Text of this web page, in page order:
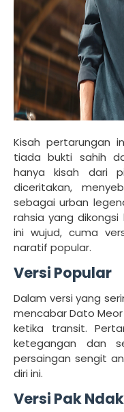
Kisah pertarungan
tiada bukti sahih
hanya kisah dari
diceritakan,
sebagai urban
rahsia yang
ini wujud, cuma
naratif popular.
Versi Popular
Dalam versi yang
mencabar Dato
ketika transit.
ketegangan dan
persaingan sengit
diri ini.
Versi Pak